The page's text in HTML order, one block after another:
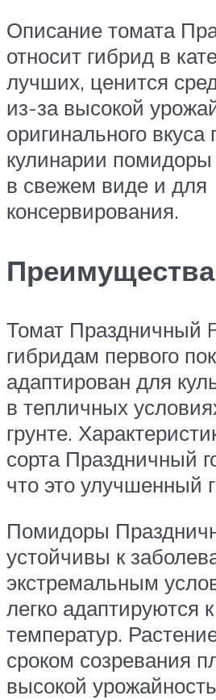
Описание томата
относит гибрид в
лучших, ценится
из-за высокой
оригинального
кулинарии помидоры
в свежем виде и для
консервирования.
Томат Праздничный
гибридам первого
адаптирован для
в тепличных
грунте.
сорта Праздничный
что это улучшенный
Помидоры
устойчивы к
экстремальным
легко адаптируются
температур.
сроком созревания
высокой